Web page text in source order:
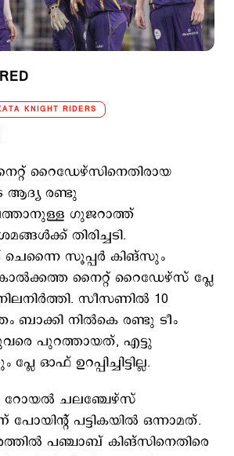
KNIGHT RIDERS
റൈഡേഴ്സിനെതിരായ
ആദ്യ രണ്ടു
ഗുജറാത്ത്
തിരിച്ചടി.
സൂപ്പര്‍ കിങ്സും
നൈറ്റ് റൈഡേഴ്സ് പ്ലേ
സീസണില്‍ 10
ബാക്കി നില്‍കെ രണ്ടു ടീം
പുറത്തായത്, എട്ടു
ഓഫ് ഉറപ്പിച്ചിട്ടില്ല.
റോയൽ ചലഞ്ചേഴ്സ്
പട്ടികയില്‍ ഒന്നാമത്.
പഞ്ചാബ് കിങ്സിനെതിരെ